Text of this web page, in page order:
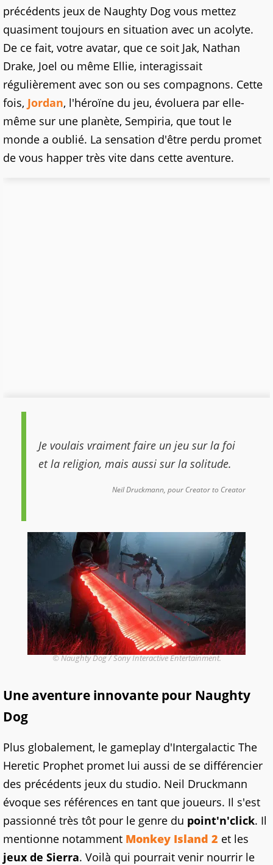
précédents jeux de Naughty Dog vous mettez
quasiment toujours en situation avec un acolyte.
De ce fait, votre avatar, que ce soit Jak, Nathan
Drake, Joel ou même Ellie, interagissait
régulièrement avec son ou ses compagnons. Cette
fois, Jordan, l'héroïne du jeu, évoluera par elle-
même sur une planète, Sempiria, que tout le
monde a oublié. La sensation d'être perdu promet
de vous happer très vite dans cette aventure.
Je voulais vraiment faire un jeu sur la foi
et la religion, mais aussi sur la solitude.
Neil Druckmann, pour Creator to Creator
© Naughty Dog / Sony Interactive Entertainment.
Une aventure innovante pour Naughty
Dog
Plus globalement, le gameplay d'Intergalactic The
Heretic Prophet promet lui aussi de se différencier
des précédents jeux du studio. Neil Druckmann
évoque ses références en tant que joueurs. Il s'est
passionné très tôt pour le genre du point'n'click. Il
mentionne notamment Monkey Island 2 et les
jeux de Sierra. Voilà qui pourrait venir nourrir le